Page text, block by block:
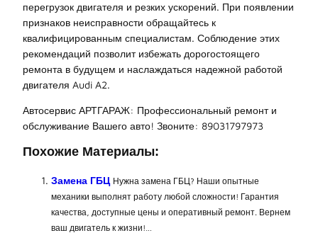
перегрузок двигателя и резких ускорений. При появлении
признаков неисправности обращайтесь к
квалифицированным специалистам. Соблюдение этих
рекомендаций позволит избежать дорогостоящего
ремонта в будущем и наслаждаться надежной работой
двигателя Audi A2.
Автосервис АРТГАРАЖ: Профессиональный ремонт и
обслуживание Вашего авто! Звоните: 89031797973
Похожие Материалы:
Замена ГБЦ Нужна замена ГБЦ? Наши опытные
механики выполнят работу любой сложности! Гарантия
качества, доступные цены и оперативный ремонт. Вернем
ваш двигатель к жизни!…